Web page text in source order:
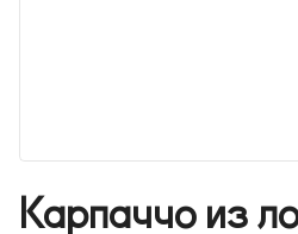
Карпаччо из